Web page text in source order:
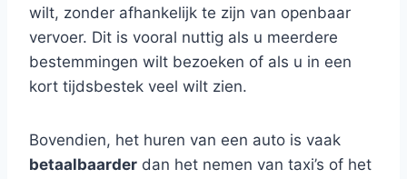
wilt, zonder afhankelijk te zijn van openbaar
vervoer. Dit is vooral nuttig als u meerdere
bestemmingen wilt bezoeken of als u in een
kort tijdsbestek veel wilt zien.
Bovendien, het huren van een auto is vaak
betaalbaarder dan het nemen van taxi’s of het